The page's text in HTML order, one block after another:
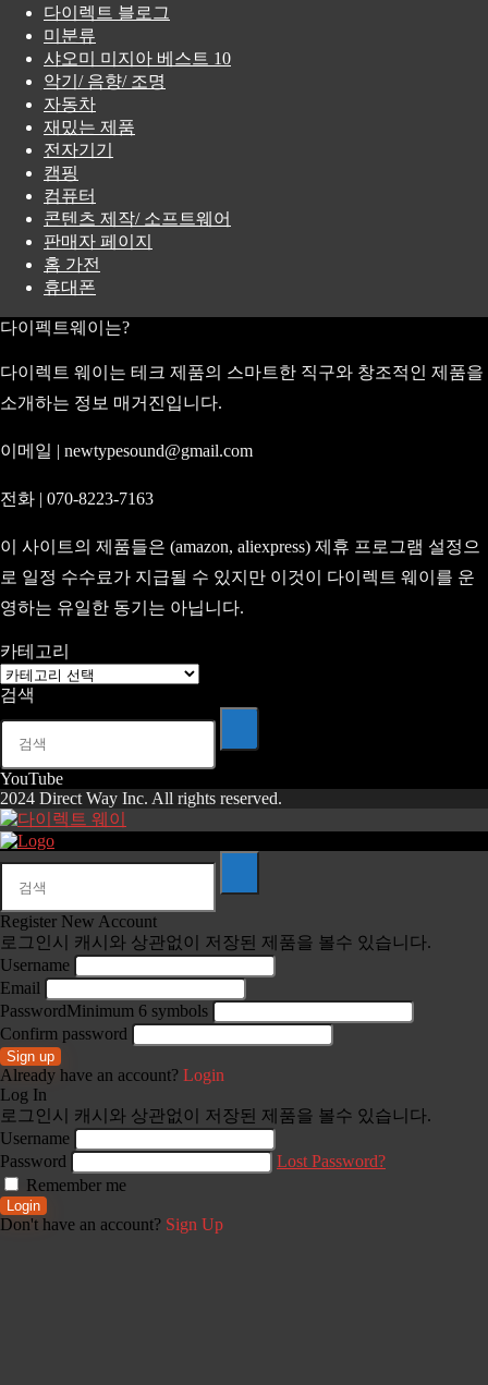
다이렉트 블로그
미분류
샤오미 미지아 베스트 10
악기/ 음향/ 조명
자동차
재밌는 제품
전자기기
캠핑
컴퓨터
콘텐츠 제작/ 소프트웨어
판매자 페이지
홈 가전
휴대폰
다이펙트웨이는?
다이렉트 웨이는 테크 제품의 스마트한 직구와 창조적인 제품을
소개하는 정보 매거진입니다.
이메일 | newtypesound@gmail.com
전화 | 070-8223-7163
이 사이트의 제품들은 (amazon, aliexpress) 제휴 프로그램 설정으
로 일정 수수료가 지급될 수 있지만 이것이 다이렉트 웨이를 운
영하는 유일한 동기는 아닙니다.
카테고리
카
테
고
검색
YouTube
2024 Direct Way Inc. All rights reserved.
Register New Account
로그인시 캐시와 상관없이 저장된 제품을 볼수 있습니다.
Username
Email
PasswordMinimum 6 symbols
Confirm password
Sign up
Already have an account? Login
Log In
로그인시 캐시와 상관없이 저장된 제품을 볼수 있습니다.
Username
Password
Lost Password?
Remember me
Login
Don't have an account? Sign Up